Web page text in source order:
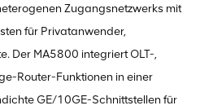
Zugangsnetzwerks mit
für Privatanwender,
Der MA5800 integriert OLT-,
Router-Funktionen in einer
GE/10GE-Schnittstellen für